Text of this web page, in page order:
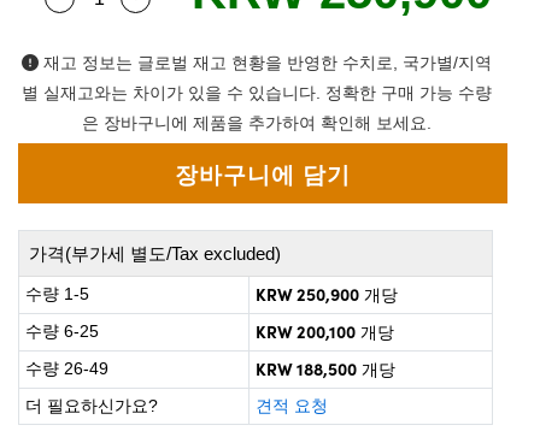
재고 정보는 글로벌 재고 현황을 반영한 수치로, 국가별/지역
별 실재고와는 차이가 있을 수 있습니다. 정확한 구매 가능 수량
은 장바구니에 제품을 추가하여 확인해 보세요.
가격(부가세 별도/Tax excluded)
수량 1-5 KRW 250,900 개당
수량 6-25
KRW 200,100 개당
수량 26-49
KRW 188,500 개당
더 필요하신가요?
견적 요청